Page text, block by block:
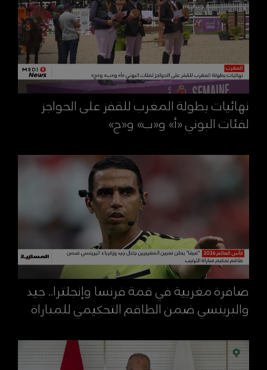
نهائيات بطولة المغرب للقفز على الحواجز
لفئات البوني «أ» و«ب» و«ج»
صافرة مغربية في قمة فرنسا وإنجلترا.. جيد
والبرينسي ضمن الطاقم التحكيمي للمباراة